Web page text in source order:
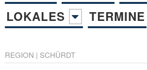
LOKALES
TERMINE
REGION | SCHÜRDT